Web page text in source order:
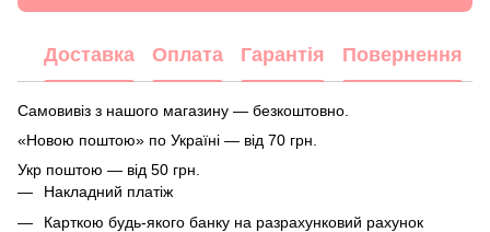
Доставка Оплата Гарантія Повернення
Самовивіз з нашого магазину — безкоштовно.
«Новою поштою» по Україні — від 70 грн.
Укр поштою — від 50 грн.
Накладний платіж
Карткою будь-якого банку на разрахунковий рахунок